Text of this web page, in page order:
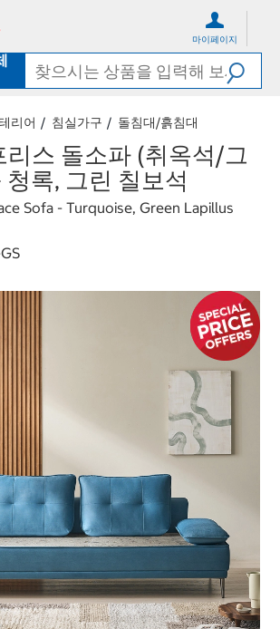
마이페이지
리어 침실가구 돌침대/흙침대
리스 돌소파 (취옥석/그
록, 그린 칠보석
Sofa - Turquoise, Green Lapillus